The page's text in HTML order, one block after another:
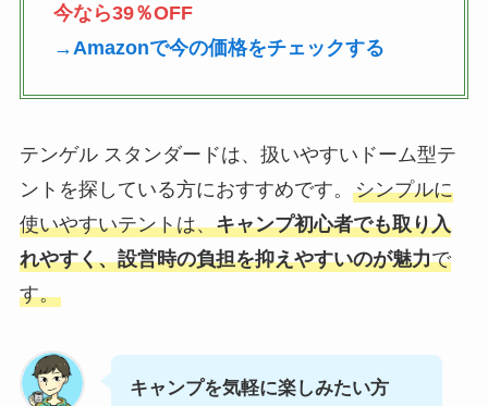
今なら39％OFF
→Amazonで今の価格をチェックする
テンゲル スタンダードは、扱いやすいドーム型テ
ントを探している方におすすめです。 シンプルに
使いやすいテントは、キャンプ初心者でも取り入
れやすく、設営時の負担を抑えやすいのが魅力で
す。
キャンプを気軽に楽しみたい方